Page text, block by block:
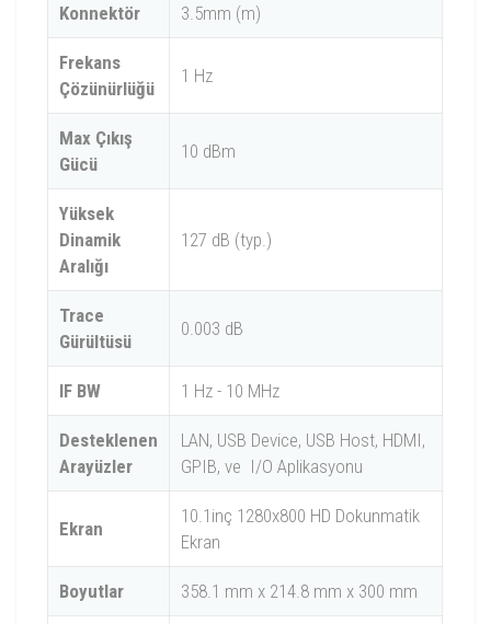
Konnektör 3.5mm (m)
Frekans
Çözünürlüğü
1 Hz
Max Çıkış
Gücü
10 dBm
Yüksek
Dinamik
Aralığı
127 dB (typ.)
Trace
Gürültüsü
0.003 dB
IF BW 1 Hz - 10 MHz
Desteklenen
Arayüzler
LAN, USB Device, USB Host, HDMI,
GPIB, ve I/O Aplikasyonu
Ekran
10.1inç 1280x800 HD Dokunmatik
Ekran
Boyutlar 358.1 mm x 214.8 mm x 300 mm